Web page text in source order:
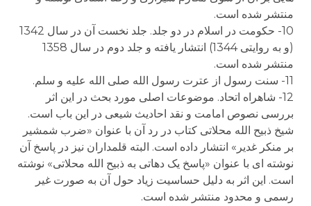
منتشر شده است.
10- حکومت در اسلام در دو جلد. جلد نخست آن در سال 1342
(و به روایتی 1344) انتشار یافته و جلد دوم در سال 1358
منتشر شده است.
11- سنت رسول از عترت رسول الله صلی الله علیه و سلم.
12- شاهراه اتحاد. موضوعات اصلی مورد بحث در این اثر
بررسی نصوص امامت و نقد احادیث شیعی در این باب است.
شیخ ذبیح الله محلاتی کتاب در رد آن با عنوان «ضرب شمشیر
بر منکر غدیر» انتشار داده است. البته قلمداران نیز در پاسخ آن
نوشته ای با عنوان «پاسخ یک دهاتی به ذبیح الله محلاتی» نوشته
است. این اثر به دلیل حساسیت زیاد حول آن به صورت غیر
رسمی و محدود منتشر شده است.